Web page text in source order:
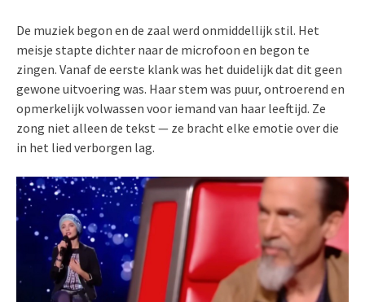
De muziek begon en de zaal werd onmiddellijk stil. Het
meisje stapte dichter naar de microfoon en begon te
zingen. Vanaf de eerste klank was het duidelijk dat dit geen
gewone uitvoering was. Haar stem was puur, ontroerend en
opmerkelijk volwassen voor iemand van haar leeftijd. Ze
zong niet alleen de tekst — ze bracht elke emotie over die
in het lied verborgen lag.